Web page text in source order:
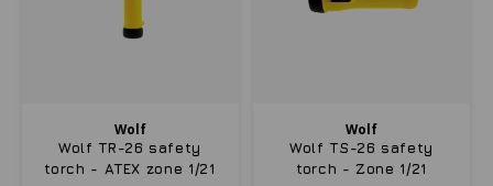
Wolf
Wolf TR-26 safety
torch - ATEX zone 1/21
Wolf
Wolf TS-26 safety
torch - Zone 1/21